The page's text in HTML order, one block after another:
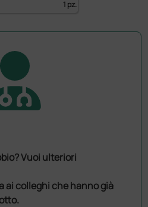
1 pz.
Vuoi ulteriori
ai colleghi che hanno già